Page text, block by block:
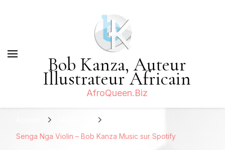
Bob Kanza, Auteur
Illustrateur Africain
AfroQueen.Biz
Senga Nga Violin – Bob Kanza Music sur Spotify